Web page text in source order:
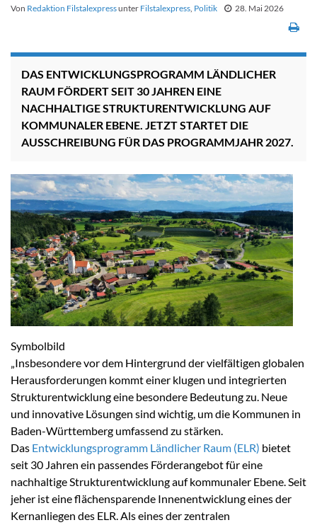
Von Redaktion Filstalexpressunter Filstalexpress, Politik 28. Mai 2026
DAS ENTWICKLUNGSPROGRAMM LÄNDLICHER
RAUM FÖRDERT SEIT 30 JAHREN EINE
NACHHALTIGE STRUKTURENTWICKLUNG AUF
KOMMUNALER EBENE. JETZT STARTET DIE
AUSSCHREIBUNG FÜR DAS PROGRAMMJAHR 2027.
Symbolbild
„Insbesondere vor dem Hintergrund der vielfältigen globalen
Herausforderungen kommt einer klugen und integrierten
Strukturentwicklung eine besondere Bedeutung zu. Neue
und innovative Lösungen sind wichtig, um die Kommunen in
Baden-Württemberg umfassend zu stärken.
Das Entwicklungsprogramm Ländlicher Raum (ELR) bietet
seit 30 Jahren ein passendes Förderangebot für eine
nachhaltige Strukturentwicklung auf kommunaler Ebene. Seit
jeher ist eine flächensparende Innenentwicklung eines der
Kernanliegen des ELR. Als eines der zentralen